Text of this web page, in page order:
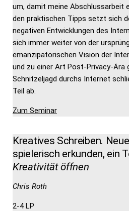
um, damit meine Abschlussarbeit
den praktischen Tipps setzt sich
negativen Entwicklungen des
sich immer weiter von der
emanzipatorischen Vision der
und zu einer Art Post-Privacy-Ära
Schnitzeljagd durchs Internet
Teil ab.
Zum Seminar
Kreatives Schreiben.
spielerisch erkunden, ein
Kreativität öffnen
Chris Roth
2-4 LP